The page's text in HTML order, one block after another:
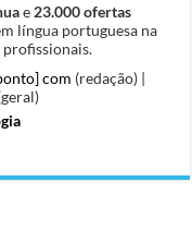
e 23.000 ofertas
língua portuguesa na
com (redação) |